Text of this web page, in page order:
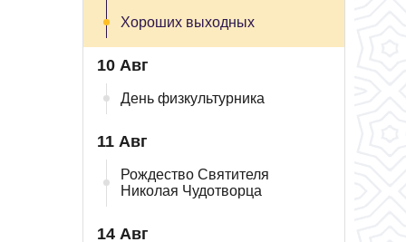
Хороших выходных
10 Авг
День физкультурника
11 Авг
Рождество Святителя
Николая Чудотворца
14 Авг